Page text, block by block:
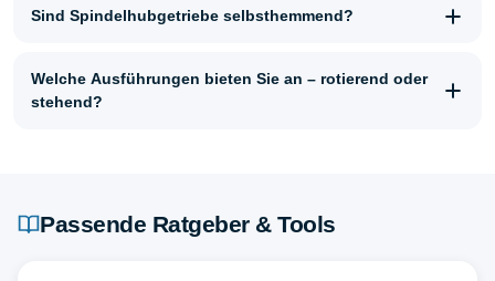
Sind Spindelhubgetriebe selbsthemmend?
Welche Ausführungen bieten Sie an – rotierend oder
stehend?
Passende Ratgeber & Tools